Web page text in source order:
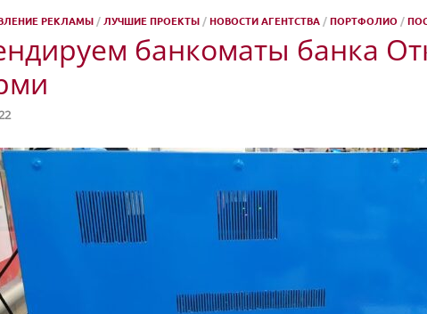
РЕКЛАМЫ / ЛУЧШИЕ ПРОЕКТЫ /НОВОСТИ АГЕНТСТВА /ПОРТФОЛИО /
банкоматы банка